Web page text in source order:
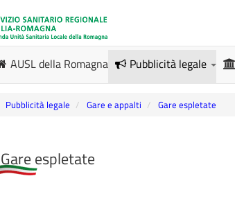
AUSL della Romagna Pubblicità legale
Pubblicità legale Gare e appalti Gare espletate
Gare espletate